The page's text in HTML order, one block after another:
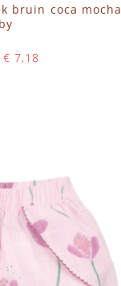
bruin coca mocha
€ 7,18